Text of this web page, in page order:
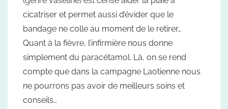
cicatriser et permet aussi d’évider que le
bandage ne colle au moment de le retirer…
Quant à la fièvre, l’infirmière nous donne
simplement du paracétamol. Là, on se rend
compte que dans la campagne Laotienne nous
ne pourrons pas avoir de meilleurs soins et
conseils…